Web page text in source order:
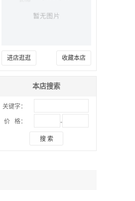
进店逛逛 收藏本店
本店搜索
关键字：
价 格： -
搜 索